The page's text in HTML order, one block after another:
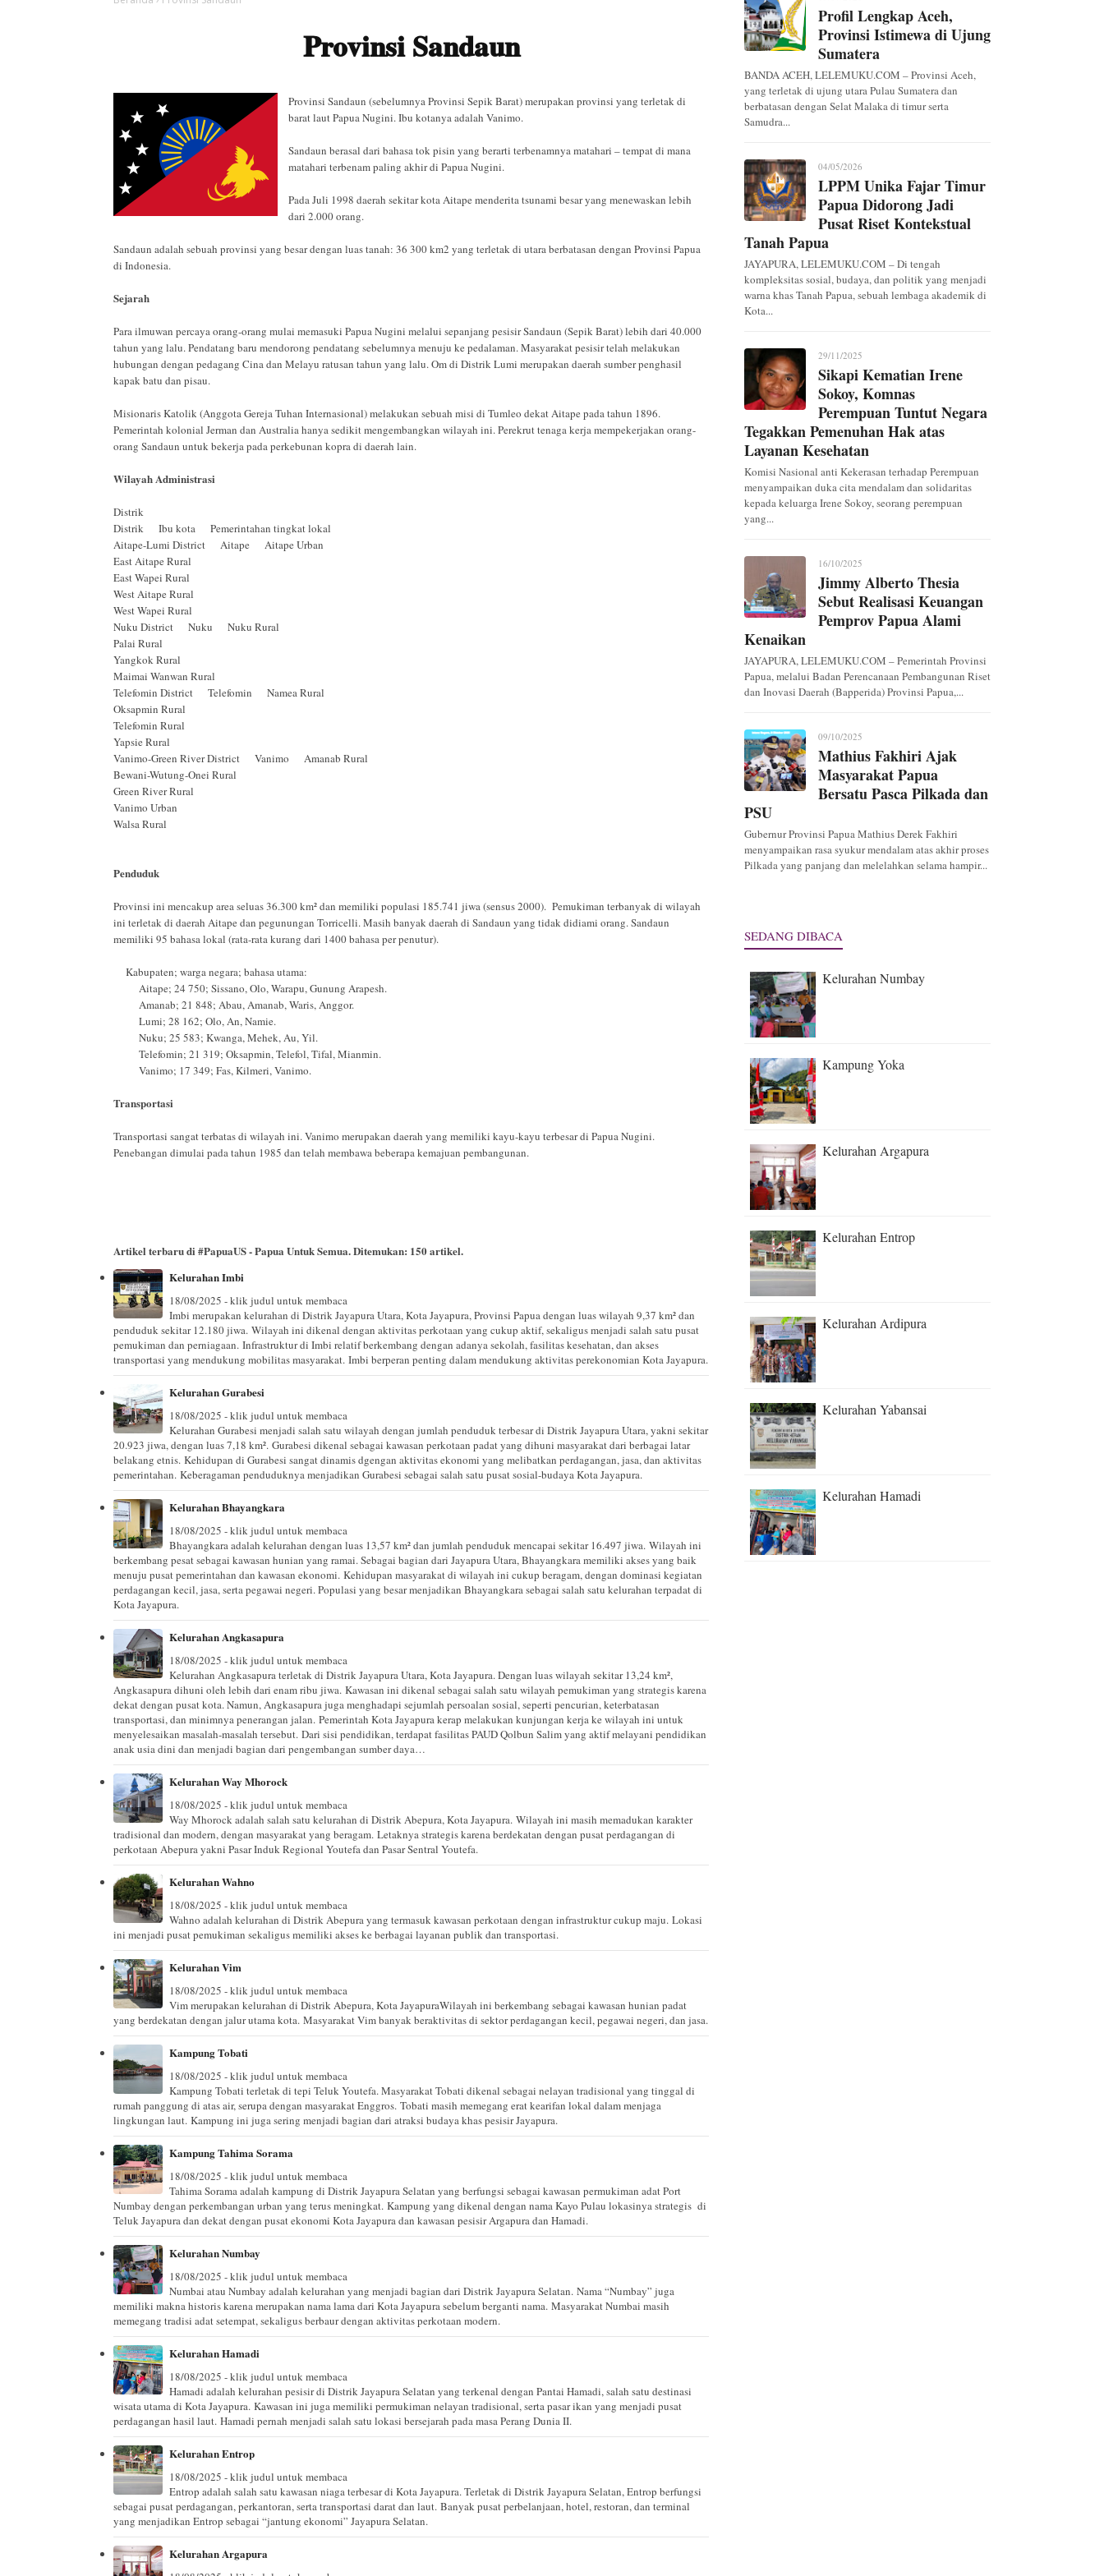
Provinsi Sandaun
Provinsi Sandaun (sebelumnya Provinsi Sepik Barat) merupakan provinsi yang terletak di
barat laut Papua Nugini. Ibu kotanya adalah Vanimo.
Sandaun berasal dari bahasa tok pisin yang berarti terbenamnya matahari – tempat di mana
matahari terbenam paling akhir di Papua Nugini.
Pada Juli 1998 daerah sekitar kota Aitape menderita tsunami besar yang menewaskan lebih
dari 2.000 orang.
Sandaun adalah sebuah provinsi yang besar dengan luas tanah: 36 300 km2 yang terletak di utara berbatasan dengan Provinsi Papua
di Indonesia.
Sejarah
Para ilmuwan percaya orang-orang mulai memasuki Papua Nugini melalui sepanjang pesisir Sandaun (Sepik Barat) lebih dari 40.000
tahun yang lalu. Pendatang baru mendorong pendatang sebelumnya menuju ke pedalaman. Masyarakat pesisir telah melakukan
hubungan dengan pedagang Cina dan Melayu ratusan tahun yang lalu. Om di Distrik Lumi merupakan daerah sumber penghasil
kapak batu dan pisau.
Misionaris Katolik (Anggota Gereja Tuhan Internasional) melakukan sebuah misi di Tumleo dekat Aitape pada tahun 1896.
Pemerintah kolonial Jerman dan Australia hanya sedikit mengembangkan wilayah ini. Perekrut tenaga kerja mempekerjakan orang-
orang Sandaun untuk bekerja pada perkebunan kopra di daerah lain.
Wilayah Administrasi
Distrik
Distrik Ibu kota Pemerintahan tingkat lokal
Aitape-Lumi District Aitape Aitape Urban
East Aitape Rural
East Wapei Rural
West Aitape Rural
West Wapei Rural
Nuku District Nuku Nuku Rural
Palai Rural
Yangkok Rural
Maimai Wanwan Rural
Telefomin District Telefomin Namea Rural
Oksapmin Rural
Telefomin Rural
Yapsie Rural
Vanimo-Green River District Vanimo Amanab Rural
Bewani-Wutung-Onei Rural
Green River Rural
Vanimo Urban
Walsa Rural
Penduduk
Provinsi ini mencakup area seluas 36.300 km² dan memiliki populasi 185.741 jiwa (sensus 2000). Pemukiman terbanyak di wilayah
ini terletak di daerah Aitape dan pegunungan Torricelli. Masih banyak daerah di Sandaun yang tidak didiami orang. Sandaun
memiliki 95 bahasa lokal (rata-rata kurang dari 1400 bahasa per penutur).
Kabupaten; warga negara; bahasa utama:
Aitape; 24 750; Sissano, Olo, Warapu, Gunung Arapesh.
Amanab; 21 848; Abau, Amanab, Waris, Anggor.
Lumi; 28 162; Olo, An, Namie.
Nuku; 25 583; Kwanga, Mehek, Au, Yil.
Telefomin; 21 319; Oksapmin, Telefol, Tifal, Mianmin.
Vanimo; 17 349; Fas, Kilmeri, Vanimo.
Transportasi
Transportasi sangat terbatas di wilayah ini. Vanimo merupakan daerah yang memiliki kayu-kayu terbesar di Papua Nugini.
Penebangan dimulai pada tahun 1985 dan telah membawa beberapa kemajuan pembangunan.
Artikel terbaru di #PapuaUS - Papua Untuk Semua. Ditemukan: 150artikel.
Kelurahan Imbi
18/08/2025 - klik judul untuk membaca
Imbi merupakan kelurahan di Distrik Jayapura Utara, Kota Jayapura, Provinsi Papua dengan luas wilayah 9,37 km² dan
penduduk sekitar 12.180 jiwa. Wilayah ini dikenal dengan aktivitas perkotaan yang cukup aktif, sekaligus menjadi salah satu pusat
pemukiman dan perniagaan. Infrastruktur di Imbi relatif berkembang dengan adanya sekolah, fasilitas kesehatan, dan akses
transportasi yang mendukung mobilitas masyarakat. Imbi berperan penting dalam mendukung aktivitas perekonomian Kota Jayapura.
Kelurahan Gurabesi
18/08/2025 - klik judul untuk membaca
Kelurahan Gurabesi menjadi salah satu wilayah dengan jumlah penduduk terbesar di Distrik Jayapura Utara, yakni sekitar
20.923 jiwa, dengan luas 7,18 km². Gurabesi dikenal sebagai kawasan perkotaan padat yang dihuni masyarakat dari berbagai latar
belakang etnis. Kehidupan di Gurabesi sangat dinamis dgengan aktivitas ekonomi yang melibatkan perdagangan, jasa, dan aktivitas
pemerintahan. Keberagaman penduduknya menjadikan Gurabesi sebagai salah satu pusat sosial-budaya Kota Jayapura.
Kelurahan Bhayangkara
18/08/2025 - klik judul untuk membaca
Bhayangkara adalah kelurahan dengan luas 13,57 km² dan jumlah penduduk mencapai sekitar 16.497 jiwa. Wilayah ini
berkembang pesat sebagai kawasan hunian yang ramai. Sebagai bagian dari Jayapura Utara, Bhayangkara memiliki akses yang baik
menuju pusat pemerintahan dan kawasan ekonomi. Kehidupan masyarakat di wilayah ini cukup beragam, dengan dominasi kegiatan
perdagangan kecil, jasa, serta pegawai negeri. Populasi yang besar menjadikan Bhayangkara sebagai salah satu kelurahan terpadat di
Kota Jayapura.
Kelurahan Angkasapura
18/08/2025 - klik judul untuk membaca
Kelurahan Angkasapura terletak di Distrik Jayapura Utara, Kota Jayapura. Dengan luas wilayah sekitar 13,24 km²,
Angkasapura dihuni oleh lebih dari enam ribu jiwa. Kawasan ini dikenal sebagai salah satu wilayah pemukiman yang strategis karena
dekat dengan pusat kota. Namun, Angkasapura juga menghadapi sejumlah persoalan sosial, seperti pencurian, keterbatasan
transportasi, dan minimnya penerangan jalan. Pemerintah Kota Jayapura kerap melakukan kunjungan kerja ke wilayah ini untuk
menyelesaikan masalah-masalah tersebut. Dari sisi pendidikan, terdapat fasilitas PAUD Qolbun Salim yang aktif melayani pendidikan
anak usia dini dan menjadi bagian dari pengembangan sumber daya…
Kelurahan Way Mhorock
18/08/2025 - klik judul untuk membaca
Way Mhorock adalah salah satu kelurahan di Distrik Abepura, Kota Jayapura. Wilayah ini masih memadukan karakter
tradisional dan modern, dengan masyarakat yang beragam. Letaknya strategis karena berdekatan dengan pusat perdagangan di
perkotaan Abepura yakni Pasar Induk Regional Youtefa dan Pasar Sentral Youtefa.
Kelurahan Wahno
18/08/2025 - klik judul untuk membaca
Wahno adalah kelurahan di Distrik Abepura yang termasuk kawasan perkotaan dengan infrastruktur cukup maju. Lokasi
ini menjadi pusat pemukiman sekaligus memiliki akses ke berbagai layanan publik dan transportasi.
Kelurahan Vim
18/08/2025 - klik judul untuk membaca
Vim merupakan kelurahan di Distrik Abepura, Kota JayapuraWilayah ini berkembang sebagai kawasan hunian padat
yang berdekatan dengan jalur utama kota. Masyarakat Vim banyak beraktivitas di sektor perdagangan kecil, pegawai negeri, dan jasa.
Kampung Tobati
18/08/2025 - klik judul untuk membaca
Kampung Tobati terletak di tepi Teluk Youtefa. Masyarakat Tobati dikenal sebagai nelayan tradisional yang tinggal di
rumah panggung di atas air, serupa dengan masyarakat Enggros. Tobati masih memegang erat kearifan lokal dalam menjaga
lingkungan laut. Kampung ini juga sering menjadi bagian dari atraksi budaya khas pesisir Jayapura.
Kampung Tahima Sorama
18/08/2025 - klik judul untuk membaca
Tahima Sorama adalah kampung di Distrik Jayapura Selatan yang berfungsi sebagai kawasan permukiman adat Port
Numbay dengan perkembangan urban yang terus meningkat. Kampung yang dikenal dengan nama Kayo Pulau lokasinya strategis di
Teluk Jayapura dan dekat dengan pusat ekonomi Kota Jayapura dan kawasan pesisir Argapura dan Hamadi.
Kelurahan Numbay
18/08/2025 - klik judul untuk membaca
Numbai atau Numbay adalah kelurahan yang menjadi bagian dari Distrik Jayapura Selatan. Nama “Numbay” juga
memiliki makna historis karena merupakan nama lama dari Kota Jayapura sebelum berganti nama. Masyarakat Numbai masih
memegang tradisi adat setempat, sekaligus berbaur dengan aktivitas perkotaan modern.
Kelurahan Hamadi
18/08/2025 - klik judul untuk membaca
Hamadi adalah kelurahan pesisir di Distrik Jayapura Selatan yang terkenal dengan Pantai Hamadi, salah satu destinasi
wisata utama di Kota Jayapura. Kawasan ini juga memiliki permukiman nelayan tradisional, serta pasar ikan yang menjadi pusat
perdagangan hasil laut. Hamadi pernah menjadi salah satu lokasi bersejarah pada masa Perang Dunia II.
Kelurahan Entrop
18/08/2025 - klik judul untuk membaca
Entrop adalah salah satu kawasan niaga terbesar di Kota Jayapura. Terletak di Distrik Jayapura Selatan, Entrop berfungsi
sebagai pusat perdagangan, perkantoran, serta transportasi darat dan laut. Banyak pusat perbelanjaan, hotel, restoran, dan terminal
yang menjadikan Entrop sebagai “jantung ekonomi” Jayapura Selatan.
Kelurahan Argapura
Profil Lengkap Aceh,
Provinsi Istimewa di Ujung
Sumatera
BANDA ACEH, LELEMUKU.COM – Provinsi Aceh,
yang terletak di ujung utara Pulau Sumatera dan
berbatasan dengan Selat Malaka di timur serta
Samudra...
04/05/2026
LPPM Unika Fajar Timur
Papua Didorong Jadi
Pusat Riset Kontekstual
Tanah Papua
JAYAPURA, LELEMUKU.COM – Di tengah
kompleksitas sosial, budaya, dan politik yang menjadi
warna khas Tanah Papua, sebuah lembaga akademik di
Kota...
29/11/2025
Sikapi Kematian Irene
Sokoy, Komnas
Perempuan Tuntut Negara
Tegakkan Pemenuhan Hak atas
Layanan Kesehatan
Komisi Nasional anti Kekerasan terhadap Perempuan
menyampaikan duka cita mendalam dan solidaritas
kepada keluarga Irene Sokoy, seorang perempuan
yang...
16/10/2025
Jimmy Alberto Thesia
Sebut Realisasi Keuangan
Pemprov Papua Alami
Kenaikan
JAYAPURA, LELEMUKU.COM – Pemerintah Provinsi
Papua, melalui Badan Perencanaan Pembangunan Riset
dan Inovasi Daerah (Bapperida) Provinsi Papua,...
09/10/2025
Mathius Fakhiri Ajak
Masyarakat Papua
Bersatu Pasca Pilkada dan
PSU
Gubernur Provinsi Papua Mathius Derek Fakhiri
menyampaikan rasa syukur mendalam atas akhir proses
Pilkada yang panjang dan melelahkan selama hampir...
SEDANG DIBACA
Kelurahan Numbay
Kampung Yoka
Kelurahan Argapura
Kelurahan Entrop
Kelurahan Ardipura
Kelurahan Yabansai
Kelurahan Hamadi